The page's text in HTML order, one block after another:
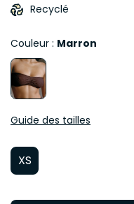
Recyclé
Couleur : Marron
Guide des tailles
XS